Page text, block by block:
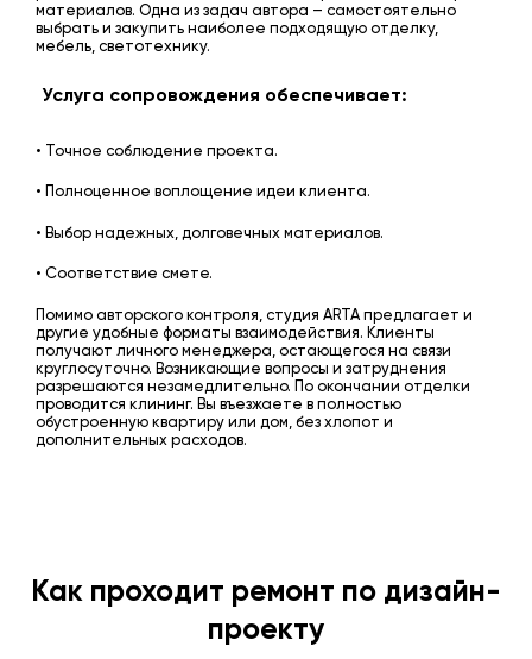
материалов. Одна из задач автора – самостоятельно
выбрать и закупить наиболее подходящую отделку,
мебель, светотехнику.
Услуга сопровождения обеспечивает:
• Точное соблюдение проекта.
• Полноценное воплощение идеи клиента.
• Выбор надежных, долговечных материалов.
• Соответствие смете.
Помимо авторского контроля, студия ARTA предлагает и
другие удобные форматы взаимодействия. Клиенты
получают личного менеджера, остающегося на связи
круглосуточно. Возникающие вопросы и затруднения
разрешаются незамедлительно. По окончании отделки
проводится клининг. Вы въезжаете в полностью
обустроенную квартиру или дом, без хлопот и
дополнительных расходов.
Как проходит ремонт по дизайн-
проекту